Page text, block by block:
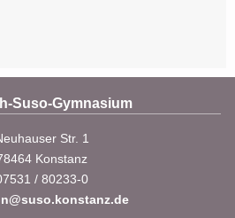
Suso-Gymnasium
Str. 1
Konstanz
/ 80233-0